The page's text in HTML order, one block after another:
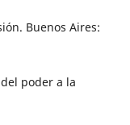
Buenos Aires:
del poder a la